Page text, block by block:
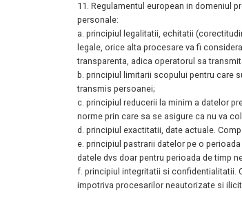
11. Regulamentul european in domeniul
personale:
a. principiul legalitatii, echitatii
legale, orice alta procesare va fi
transparenta, adica operatorul sa
b. principiul limitarii scopului pentru care
transmis persoanei;
c. principiul reducerii la minim a datelor
norme prin care sa se asigure ca nu va
d. principiul exactitatii, date actuale.
e. principiul pastrarii datelor pe o
datele dvs doar pentru perioada de timp
f. principiul integritatii si confidentialitatii.
impotriva procesarilor neautorizate si